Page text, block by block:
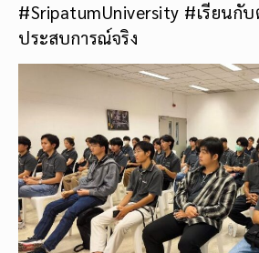
#SripatumUniversity #เรียนกับ
ประสบการณ์จริง